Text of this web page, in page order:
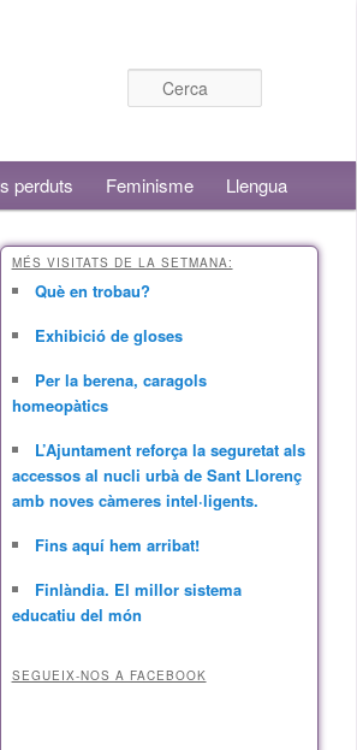
perduts Feminisme Llengua
MÉS VISITATS DE LA SETMANA:
Què en trobau?
Exhibició de gloses
Per la berena, caragols
homeopàtics
L’Ajuntament reforça la seguretat als
accessos al nucli urbà de Sant Llorenç
amb noves càmeres intel·ligents.
Fins aquí hem arribat!
Finlàndia. El millor sistema
educatiu del món
SEGUEIX-NOS A FACEBOOK